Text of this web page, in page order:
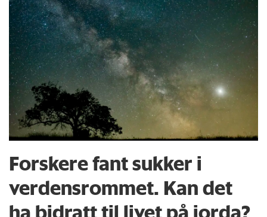
Forskere fant sukker i
verdensrommet. Kan det
ha bidratt til livet på jorda?